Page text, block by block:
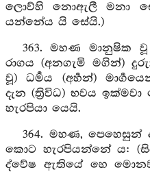
ලොව්හි නොඇලී මනා
යන්නේය යි සේයි.)
363. මහණ මානුෂික
රාගය (අනගැමි මගින්)
වූ) ධර්‍මය (අර්‍හන්)
දැන (ත්‍රිවිධ) භවය
හැරපියා යෙයි.
364. මහණ, පෙහෙසුන්
කොට හැරපියන්නේ ය:
ද්වේෂ ඇතියේ හෙ